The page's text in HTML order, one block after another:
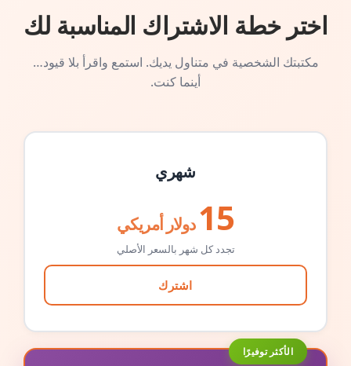
اختر خطة الاشتراك المناسبة لك
مكتبتك الشخصية في متناول يديك. استمع واقرأ بلا قيود…
أينما كنت.
شهري
15 دولار أمريكي
تجدد كل شهر بالسعر الأصلي
اشترك
الأكثر توفيرًا